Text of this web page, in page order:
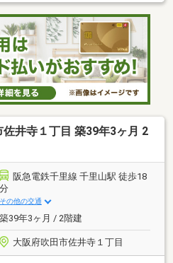
佐井寺１丁目 築39年3ヶ月 2
阪急電鉄千里線 千里山駅 徒歩18
分
その他の交通
築39年3ヶ月 / 2階建
大阪府吹田市佐井寺１丁目